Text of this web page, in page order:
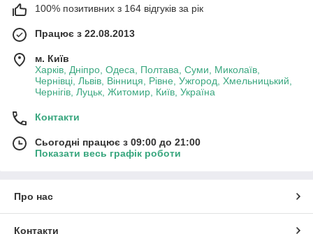
100% позитивних з 164 відгуків за рік
Працює з 22.08.2013
м. Київ
Харків, Дніпро, Одеса, Полтава, Суми, Миколаїв,
Чернівці, Львів, Вінниця, Рівне, Ужгород, Хмельницький,
Чернігів, Луцьк, Житомир, Київ, Україна
Контакти
Сьогодні працює з 09:00 до 21:00
Показати весь графік роботи
Про нас
Контакти